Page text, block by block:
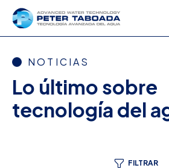
NOTICIAS
Lo último sobre
tecnología del
FILTRAR